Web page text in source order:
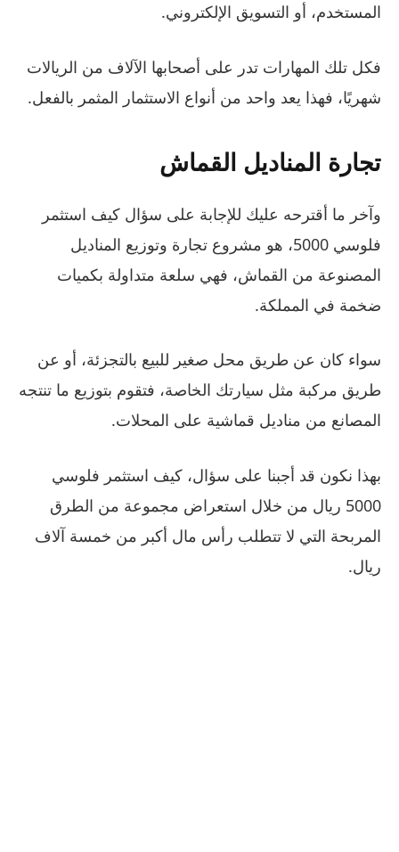
المستخدم، أو التسويق الإلكتروني.
فكل تلك المهارات تدر على أصحابها الآلاف من الريالات
شهريًا، فهذا يعد واحد من أنواع الاستثمار المثمر بالفعل.
تجارة المناديل القماش
وآخر ما أقترحه عليك للإجابة على سؤال كيف استثمر
فلوسي 5000، هو مشروع تجارة وتوزيع المناديل
المصنوعة من القماش، فهي سلعة متداولة بكميات
ضخمة في المملكة.
سواء كان عن طريق محل صغير للبيع بالتجزئة، أو عن
طريق مركبة مثل سيارتك الخاصة، فتقوم بتوزيع ما تنتجه
المصانع من مناديل قماشية على المحلات.
بهذا نكون قد أجبنا على سؤال، كيف استثمر فلوسي
5000 ريال من خلال استعراض مجموعة من الطرق
المربحة التي لا تتطلب رأس مال أكبر من خمسة آلاف
ريال.